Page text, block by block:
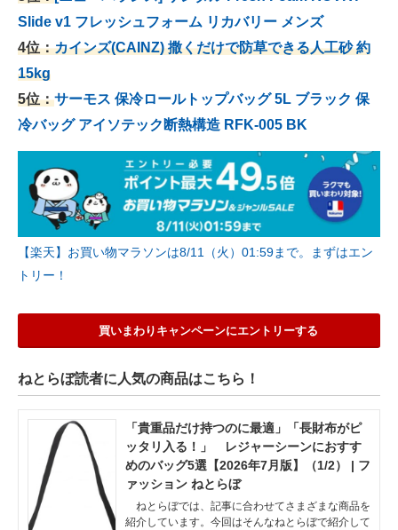
Slide v1 フレッシュフォーム リカバリー メンズ
4位：カインズ(CAINZ) 撒くだけで防草できる人工砂 約
15kg
5位：サーモス 保冷ロールトップバッグ 5L ブラック 保
冷バッグ アイソテック断熱構造 RFK-005 BK
【楽天】お買い物マラソンは8/11（火）01:59まで。まずはエン
トリー！
買いまわりキャンペーンにエントリーする
ねとらぼ読者に人気の商品はこちら！
「貴重品だけ持つのに最適」「長財布がピ
ッタリ入る！」 レジャーシーンにおすす
めのバッグ5選【2026年7月版】（1/2） | フ
ァッション ねとらぼ
ねとらぼでは、記事に合わせてさまざまな商品を
紹介しています。今回はそんなねとらぼで紹介して